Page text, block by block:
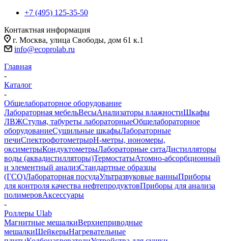
+7 (495) 125-35-50
Контактная информация
г. Москва, улица Свободы, дом 61 к.1
info@ecoprolab.ru
Главная
-
Каталог
-
Общелабораторное оборудование
Лабораторная мебельВесыАнализаторы влажностиШкафы
ЛВЖСтулья, табуреты лабораторныеОбщелабораторное
оборудованиеСушильные шкафыЛабораторные
печиСпектрофотометрыpH-метры, иономеры,
оксиметрыКондуктометрыЛабораторные ситаДистилляторы
воды (аквадистилляторы)ТермостатыАтомно-абсорбционный
и элементный анализСтандартные образцы
(ГСО)Лабораторная посудаУльтразвуковые ванныПриборы
для контроля качества нефтепродуктовПриборы для анализа
полимеровАксессуары
-
Роллеры Ulab
Магнитные мешалкиВерхнеприводные
мешалкиШейкерыНагревательные